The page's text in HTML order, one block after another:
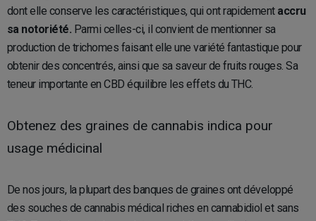
dont elle conserve les caractéristiques, qui ont rapidement accru
sa notoriété. Parmi celles-ci, il convient de mentionner sa
production de trichomes faisant elle une variété fantastique pour
obtenir des concentrés, ainsi que sa saveur de fruits rouges. Sa
teneur importante en CBD équilibre les effets du THC.
Obtenez des graines de cannabis indica pour
usage médicinal
De nos jours, la plupart des banques de graines ont développé
des souches de cannabis médical riches en cannabidiol et sans